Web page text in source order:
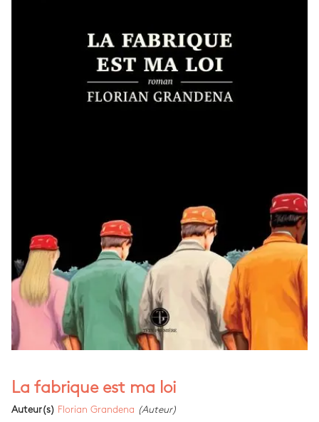
La fabrique est ma loi
Auteur(s) Florian Grandena (Auteur)